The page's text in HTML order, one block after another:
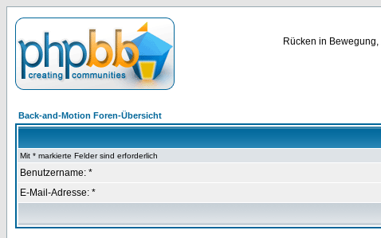
Rücken in
Back-and-Motion Foren-Übersicht
Mit * markierte Felder sind erforderlich
Benutzername: *
E-Mail-Adresse: *